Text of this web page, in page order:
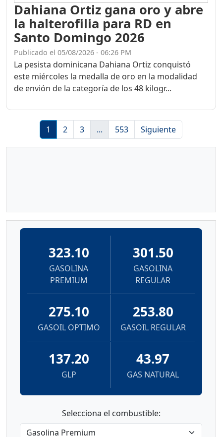
Dahiana Ortiz gana oro y abre
la halterofilia para RD en
Santo Domingo 2026
Publicado el 05/08/2026 - 06:26 PM
La pesista dominicana Dahiana Ortiz conquistó
este miércoles la medalla de oro en la modalidad
de envión de la categoría de los 48 kilogr...
1 2 3 ... 553 Siguiente
323.10
GASOLINA
PREMIUM
301.50
GASOLINA
REGULAR
275.10
GASOIL OPTIMO
253.80
GASOIL REGULAR
137.20
GLP
43.97
GAS NATURAL
Selecciona el combustible: